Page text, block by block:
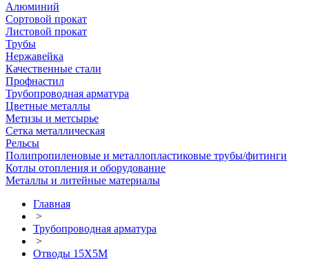
Алюминий
Сортовой прокат
Листовой прокат
Трубы
Нержавейка
Качественные стали
Профнастил
Трубопроводная арматура
Цветные металлы
Метизы и метсырье
Сетка металлическая
Рельсы
Полипропиленовые и металлопластиковые трубы/фитинги
Котлы отопления и оборудование
Металлы и литейные материалы
Главная
>
Трубопроводная арматура
>
Отводы 15Х5М